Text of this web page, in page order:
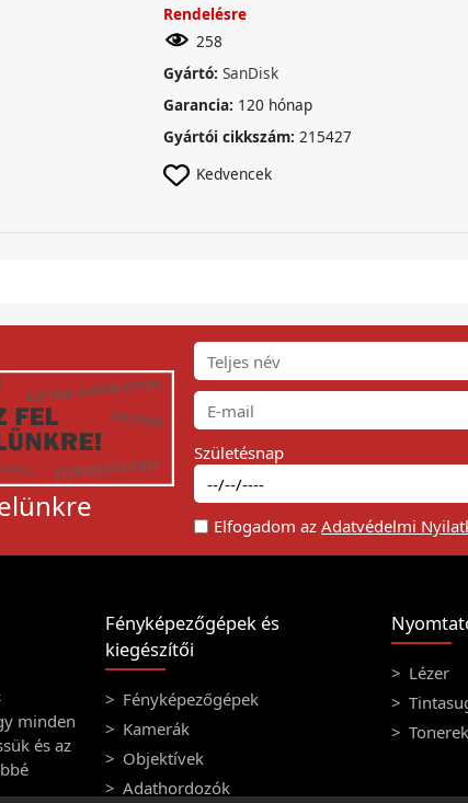
Rendelésre
258
Gyártó: SanDisk
Garancia: 120 hónap
Gyártói cikkszám: 215427
Kedvencek
Születésnap
Elfogadom az Adatvédelmi
minden
és az
Fényképezőgépek és
kiegészítői
Fényképezőgépek
Kamerák
Objektívek
Adathordozók
Lézer